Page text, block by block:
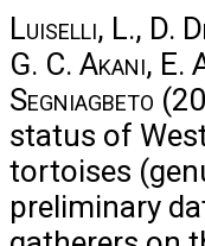
Luiselli, L., D.
G. C. Akani, E.
Segniagbeto
status of
tortoises
preliminary